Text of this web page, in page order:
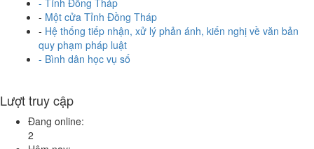
- Tỉnh Đồng Tháp
- Một cửa Tỉnh Đồng Tháp
- Hệ thống tiếp nhận, xử lý phản ánh, kiến nghị về văn bản
quy phạm pháp luật
- Bình dân học vụ số
Lượt truy cập
Đang online:
2